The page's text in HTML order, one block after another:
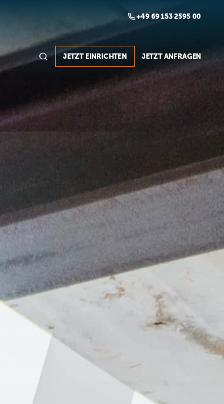
+49 69 153 2595 00
 JETZT EINRICHTEN JETZT ANFRAGEN